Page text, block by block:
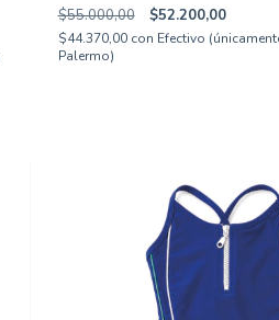
$55.000,00 $52.200,00
$44.370,00 con Efectivo
Palermo)